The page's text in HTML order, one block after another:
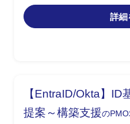
・ランサ
ンシデン
詳細
【EntraID/Okta】ID
提案～構築支援の